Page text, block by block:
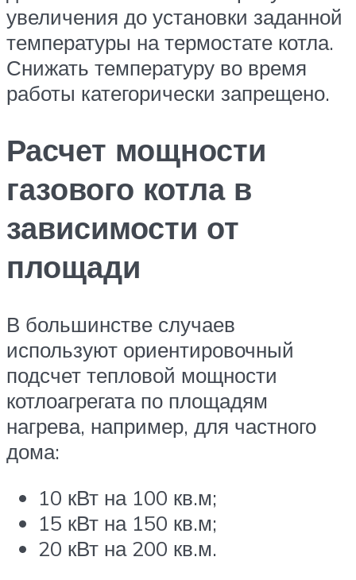
увеличения до установки заданной
температуры на термостате котла.
Снижать температуру во время
работы категорически запрещено.
Расчет мощности
газового котла в
зависимости от
площади
В большинстве случаев
используют ориентировочный
подсчет тепловой мощности
котлоагрегата по площадям
нагрева, например, для частного
дома:
10 кВт на 100 кв.м;
15 кВт на 150 кв.м;
20 кВт на 200 кв.м.